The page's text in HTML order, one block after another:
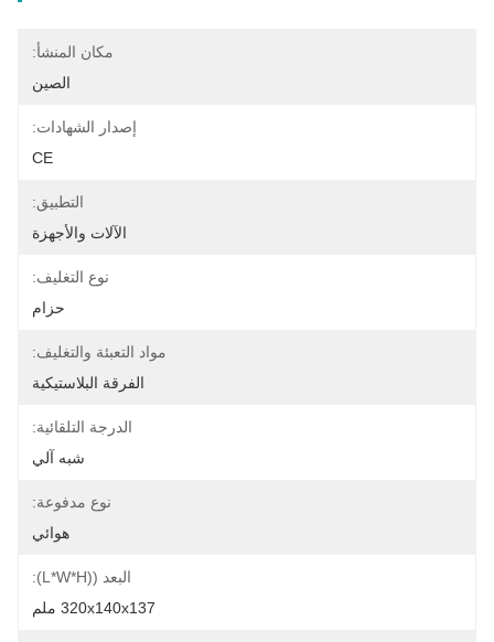
مكان المنشأ:
الصين
إصدار الشهادات:
CE
التطبيق:
الآلات والأجهزة
نوع التغليف:
حزام
مواد التعبئة والتغليف:
الفرقة البلاستيكية
الدرجة التلقائية:
شبه آلي
نوع مدفوعة:
هوائي
البعد ((L*W*H):
320x140x137 ملم